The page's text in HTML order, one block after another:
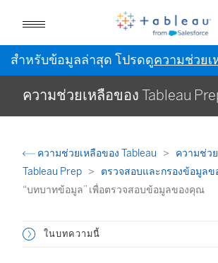
สำหรับข้อมูลล่าสุด โปรดดูความช่วยเหลือของ Tableau เป็
ความช่วยเหลือของ Tableau
ความช่วยเหลือของ Tableau
ความช่ว
Tableau Prep
ตรวจสอบและกรองข้อมูล
“บทบาทข้อมูล” เพื่อตรวจสอบข้อมูลของคุณ
ในบทความนี้